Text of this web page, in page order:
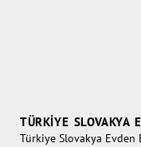
TÜRKIYE SLOVAKYA
Türkiye Slovakya Evden